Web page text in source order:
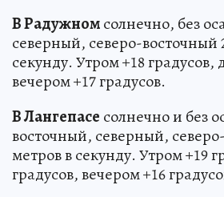
В Радужномсолнечно, без
северный, северо-восточный
секунду. Утром +18 градусов,
вечером +17 градусов.
В Лангепасе солнечно и без
восточный, северный,
метров в секунду. Утром +19
градусов, вечером +16